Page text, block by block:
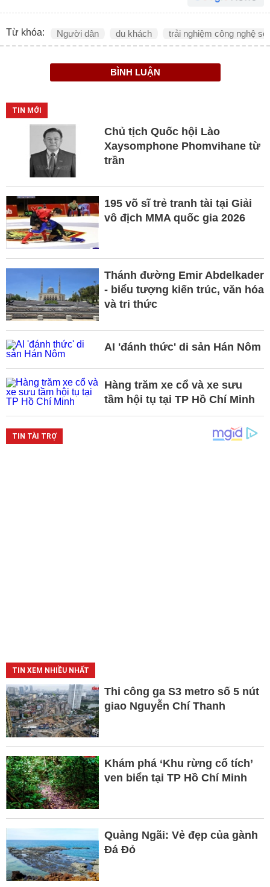
Từ khóa: Người dân du khách trải nghiệm công nghệ số
BÌNH LUẬN
TIN MỚI
Chủ tịch Quốc hội Lào
Xaysomphone Phomvihane từ
trần
195 võ sĩ trẻ tranh tài tại Giải
vô địch MMA quốc gia 2026
Thánh đường Emir Abdelkader
- biểu tượng kiến trúc, văn hóa
và tri thức
AI 'đánh thức' di sản Hán Nôm
Hàng trăm xe cổ và xe sưu
tầm hội tụ tại TP Hồ Chí Minh
TIN XEM NHIỀU NHẤT
Thi công ga S3 metro số 5 nút
giao Nguyễn Chí Thanh
Khám phá ‘Khu rừng cổ tích’
ven biển tại TP Hồ Chí Minh
Quảng Ngãi: Vẻ đẹp của gành
Đá Đỏ